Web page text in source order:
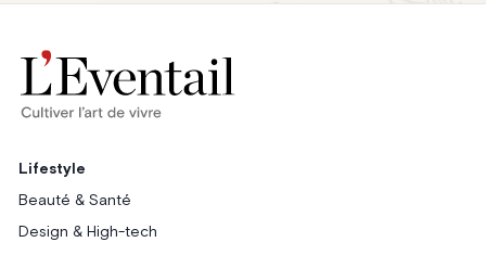
Lifestyle
Beauté & Santé
Design & High-tech